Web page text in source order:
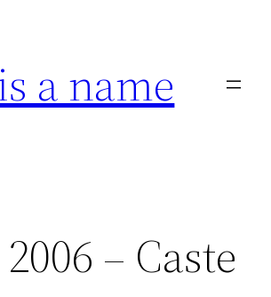
a name
– Caste